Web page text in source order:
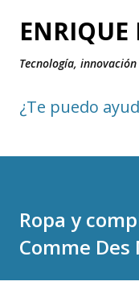
Ir
ENRIQUE
Tecnología,
¿Te puedo
Ropa y
Comme